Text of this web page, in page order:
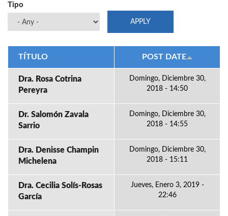
Tipo
TÍTULO POST DATE
Dra. Rosa Cotrina
Pereyra
Domingo, Diciembre 30,
2018 - 14:50
Dr. Salomón Zavala
Sarrio
Domingo, Diciembre 30,
2018 - 14:55
Dra. Denisse Champin
Michelena
Domingo, Diciembre 30,
2018 - 15:11
Dra. Cecilia Solís-Rosas
García
Jueves, Enero 3, 2019 -
22:46